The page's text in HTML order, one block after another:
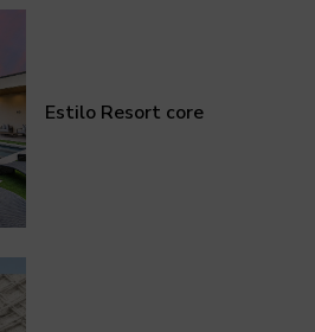
Estilo Resort core